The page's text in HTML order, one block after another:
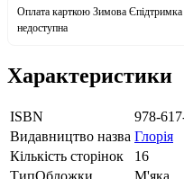
Оплата карткою Зимова
недоступна
Характеристики
ISBN
978-
Видавництво назва Глорія
Кількість сторінок
16
ТипОбложки
М'яка